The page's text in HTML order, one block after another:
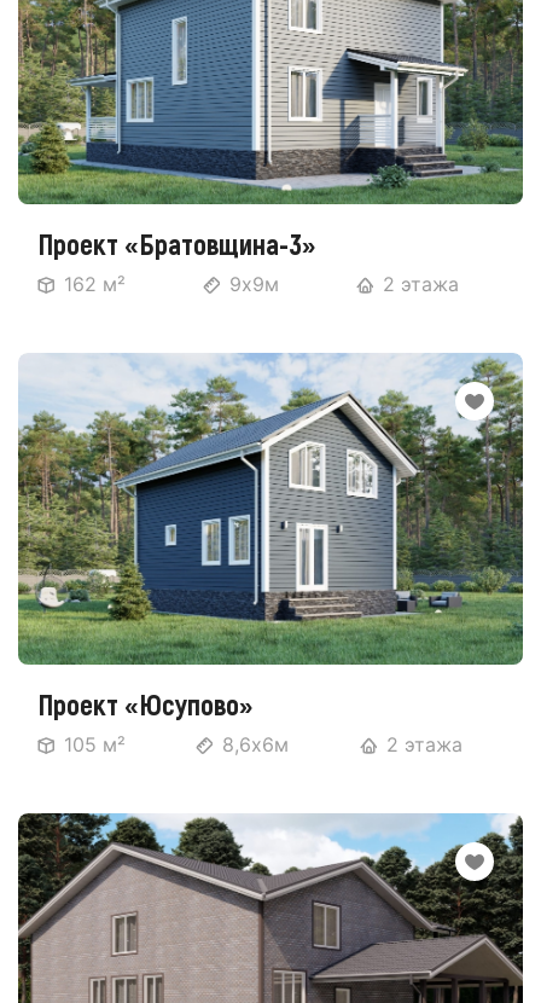
Проект «Братовщина-3»
162 м² 9х9м 2 этажа
Проект «Юсупово»
105 м² 8,6х6м 2 этажа